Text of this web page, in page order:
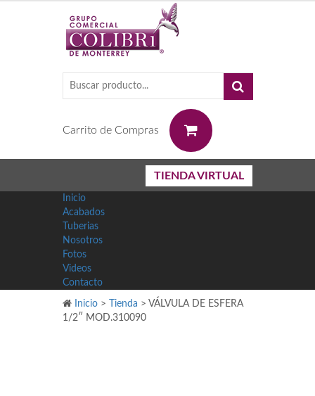
Carrito de Compras
TIENDA VIRTUAL
Inicio
Acabados
Tuberias
Nosotros
Fotos
Videos
Contacto
Inicio > Tienda > VÁLVULA DE ESFERA
1/2″ MOD.310090